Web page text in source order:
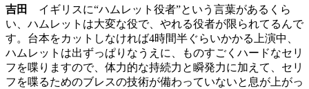
吉田
イギリスに“ハムレット役者”という言葉があるくら
い、ハムレットは大変な役で、やれる役者が限られてるんで
す。台本をカットしなければ4時間半ぐらいかかる上演中、
ハムレットは出ずっぱりなうえに、ものすごくハードなセリ
フを喋りますので、体力的な持続力と瞬発力に加えて、セリ
フを喋るためのブレスの技術が備わっていないと息が上がっ